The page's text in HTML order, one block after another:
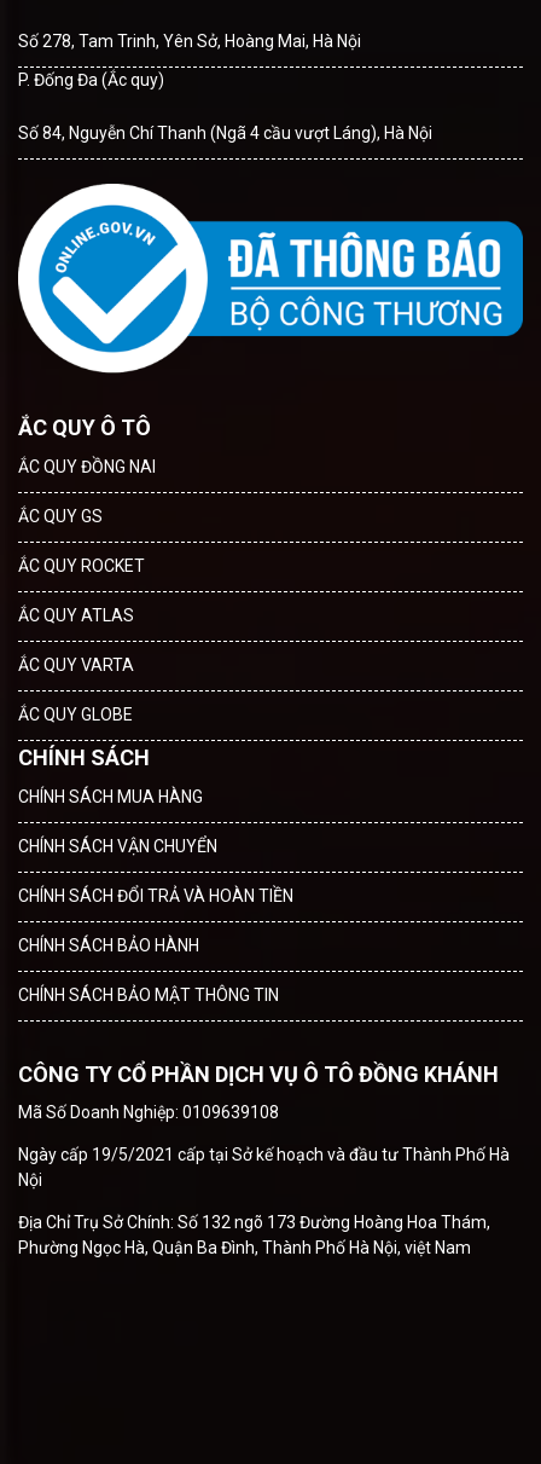
Số 278, Tam Trinh, Yên Sở, Hoàng Mai, Hà Nội
P. Đống Đa (Ắc quy)
Số 84, Nguyễn Chí Thanh (Ngã 4 cầu vượt Láng), Hà Nội
ẮC QUY Ô TÔ
ẮC QUY ĐỒNG NAI
ẮC QUY GS
ẮC QUY ROCKET
ẮC QUY ATLAS
ẮC QUY VARTA
ẮC QUY GLOBE
CHÍNH SÁCH
CHÍNH SÁCH MUA HÀNG
CHÍNH SÁCH VẬN CHUYỂN
CHÍNH SÁCH ĐỔI TRẢ VÀ HOÀN TIỀN
CHÍNH SÁCH BẢO HÀNH
CHÍNH SÁCH BẢO MẬT THÔNG TIN
CÔNG TY CỔ PHẦN DỊCH VỤ Ô TÔ ĐỒNG KHÁNH
Mã Số Doanh Nghiệp: 0109639108
Ngày cấp 19/5/2021 cấp tại Sở kế hoạch và đầu tư Thành Phố Hà
Nội
Địa Chỉ Trụ Sở Chính: Số 132 ngõ 173 Đường Hoàng Hoa Thám,
Phường Ngọc Hà, Quận Ba Đình, Thành Phố Hà Nội, việt Nam